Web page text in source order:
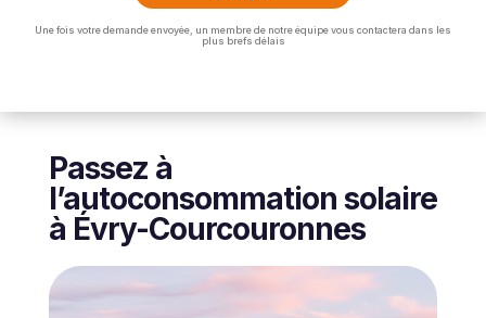
Une fois votre demande envoyée, un membre de notre équipe vous contactera dans les
plus brefs délais
Passez à
l’autoconsommation solaire
à Évry-Courcouronnes